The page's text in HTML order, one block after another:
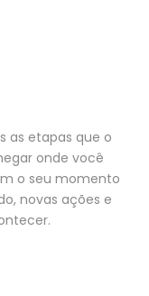
as etapas que o
onde você
o seu momento
novas ações e